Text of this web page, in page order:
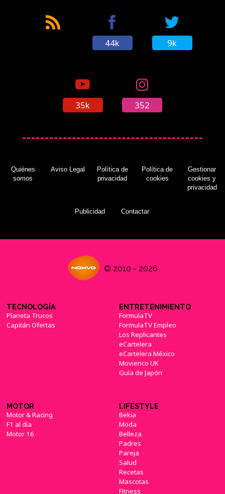
44k 9k
35k 352
Quiénes
somos
Aviso Legal
Política de
privacidad
Política de
cookies
Gestionar
cookies y
privacidad
Publicidad Contactar
© 2010 - 2026
TECNOLOGÍA
Planeta Trucos
Capitán Ofertas
ENTRETENIMIENTO
FormulaTV
FormulaTV Empleo
Los Replicantes
eCartelera
eCartelera México
Movienco UK
Guía de Japón
MOTOR
Motor & Racing
F1 al día
Motor 16
LIFESTYLE
Bekia
Moda
Belleza
Padres
Pareja
Salud
Recetas
Mascotas
Fitness